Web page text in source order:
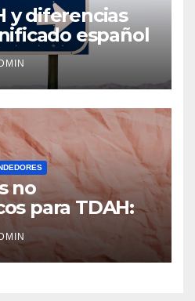
y diferencias
español
no
para TDAH: